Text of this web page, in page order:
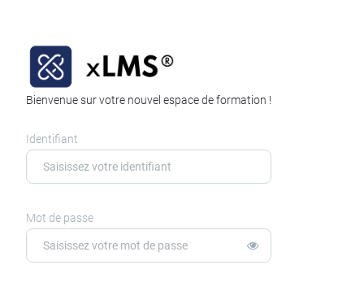
Bienvenue sur votre nouvel espace de formation !
Identifiant
Mot de passe